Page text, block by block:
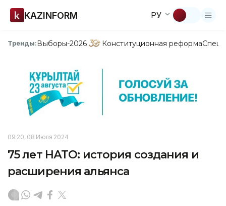
KAZINFORM РУ
Тренды:Выборы-2026 Конституционная реформа
09:20, 08 Июля 2024
75 лет НАТО: история создания и
расширения альянса